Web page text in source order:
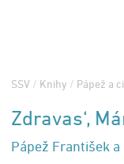
SSV / Knihy / Pápež a
Zdravas‘,
Pápež František a